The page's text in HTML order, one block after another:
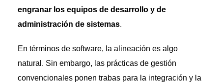
engranar los equipos de desarrollo y de
administración de sistemas.
En términos de software, la alineación es algo
natural. Sin embargo, las prácticas de gestión
convencionales ponen trabas para la integración y la